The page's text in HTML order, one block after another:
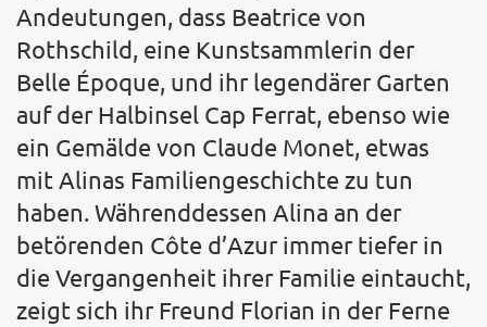
Andeutungen, dass Beatrice von
Rothschild, eine Kunstsammlerin der
Belle Époque, und ihr legendärer Garten
auf der Halbinsel Cap Ferrat, ebenso wie
ein Gemälde von Claude Monet, etwas
mit Alinas Familiengeschichte zu tun
haben. Währenddessen Alina an der
betörenden Côte d’Azur immer tiefer in
die Vergangenheit ihrer Familie eintaucht,
zeigt sich ihr Freund Florian in der Ferne